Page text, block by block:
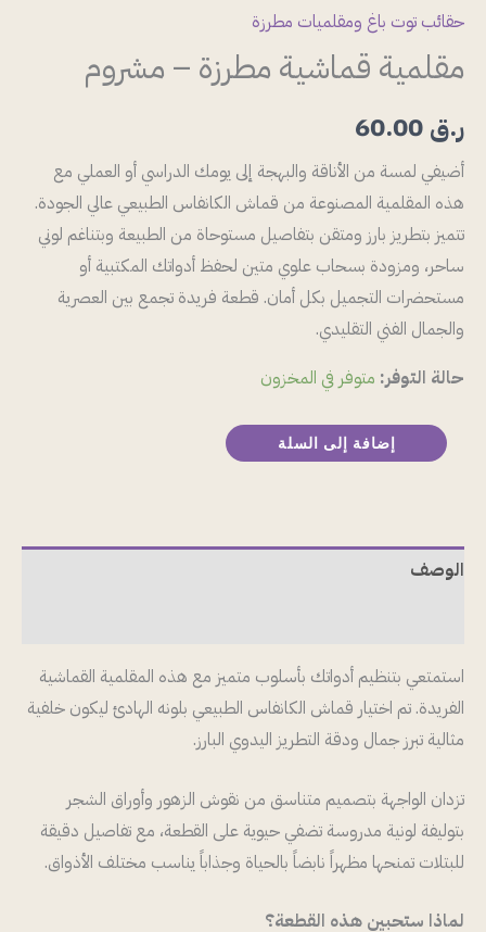
حقائب توت باغ ومقلميات مطرزة
مقلمية قماشية مطرزة – مشروم
ر.ق
أضيفي لمسة من الأناقة والبهجة إلى يومك الدراسي أو العملي مع
هذه المقلمية المصنوعة من قماش الكانفاس الطبيعي عالي الجودة.
تتميز بتطريز بارز ومتقن بتفاصيل مستوحاة من الطبيعة وبتناغم لوني
ساحر، ومزودة بسحاب علوي متين لحفظ أدواتك المكتبية أو
مستحضرات التجميل بكل أمان. قطعة فريدة تجمع بين العصرية
والجمال الفني التقليدي.
حالة التوفر: متوفر في المخزون
إضافة إلى السلة
الوصف
استمتعي بتنظيم أدواتك بأسلوب متميز مع هذه المقلمية القماشية
الفريدة. تم اختيار قماش الكانفاس الطبيعي بلونه الهادئ ليكون خلفية
مثالية تبرز جمال ودقة التطريز اليدوي البارز.
تزدان الواجهة بتصميم متناسق من نقوش الزهور وأوراق الشجر
بتوليفة لونية مدروسة تضفي حيوية على القطعة، مع تفاصيل دقيقة
للبتلات تمنحها مظهراً نابضاً بالحياة وجذاباً يناسب مختلف الأذواق.
لماذا ستحبين هذه القطعة؟